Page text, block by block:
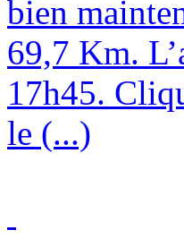
bien
69,7 Km.
17h45.
le (...)